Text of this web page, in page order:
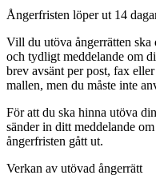
Ångerfristen löper ut 14
Vill du utöva ångerrätten
och tydligt meddelande om
brev avsänt per post, fax
mallen, men du måste inte
För att du ska hinna utöva
sänder in ditt meddelande
ångerfristen gått ut.
Verkan av utövad ångerrätt